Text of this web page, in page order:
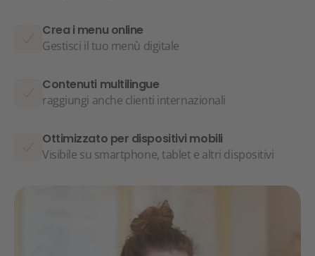
Crea i menu online
Gestisci il tuo menù digitale
Contenuti multilingue
raggiungi anche clienti internazionali
Ottimizzato per dispositivi mobili
Visibile su smartphone, tablet e altri dispositivi